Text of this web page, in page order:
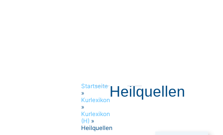
Startseite
»
Kurlexikon
»
Kurlexikon
(H) »
Heilquellen
Heilquellen